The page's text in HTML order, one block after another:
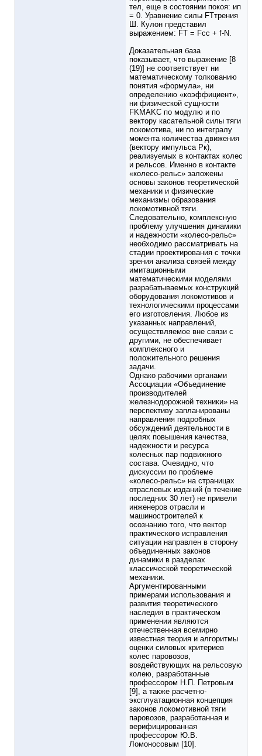
тел, еще в состоянии покоя: ип
= 0. Уравнение силы FTтрения
Ш. Кулон представил
выражением: FT = Fcc + f-N.
Доказательная база
показывает, что выражение [8
(19)] не соответствует ни
математическому толкованию
понятия «формула», ни
определению «коэффициент»,
ни физической сущности
FKMAKC по модулю и по
вектору касательной силы тяги
локомотива, ни по интегралу
момента количества движения
(вектору импульса Рк),
реализуемых в контактах колес
и рельсов. Именно в контакте
«колесо-рельс» заложены
основы законов теоретической
механики и физические
механизмы образования
локомотивной тяги.
Следовательно, комплексную
проблему улучшения динамики
и надежности «колесо-рельс»
необходимо рассматривать на
стадии проектирования с точки
зрения анализа связей между
имитационными
математическими моделями
разрабатываемых конструкций
оборудования локомотивов и
технологическими процессами
его изготовления. Любое из
указанных направлений,
осуществляемое вне связи с
другими, не обеспечивает
комплексного и
положительного решения
задачи.
Однако рабочими органами
Ассоциации «Объединение
производителей
железнодорожной техники» на
перспективу запланированы
направления подробных
обсуждений деятельности в
целях повышения качества,
надежности и ресурса
колесных пар подвижного
состава. Очевидно, что
дискуссии по проблеме
«колесо-рельс» на страницах
отраслевых изданий (в течение
последних 30 лет) не привели
инженеров отрасли и
машиностроителей к
осознанию того, что вектор
практического исправления
ситуации направлен в сторону
объединенных законов
динамики в разделах
классической теоретической
механики.
Аргументированными
примерами использования и
развития теоретического
наследия в практическом
применении являются
отечественная всемирно
известная теория и алгоритмы
оценки силовых критериев
колес паровозов,
воздействующих на рельсовую
колею, разработанные
профессором Н.П. Петровым
[9], а также расчетно-
эксплуатационная концепция
законов локомотивной тяги
паровозов, разработанная и
верифицированная
профессором Ю.В.
Ломоносовым [10].